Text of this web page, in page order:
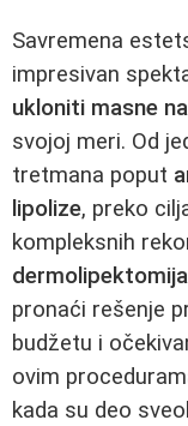
Savremena
impresivan
ukloniti masne
svojoj meri. Od
tretmana poput
lipolize, preko
kompleksnih
dermolipektomija
pronaći rešenje
budžetu i
ovim
kada su deo